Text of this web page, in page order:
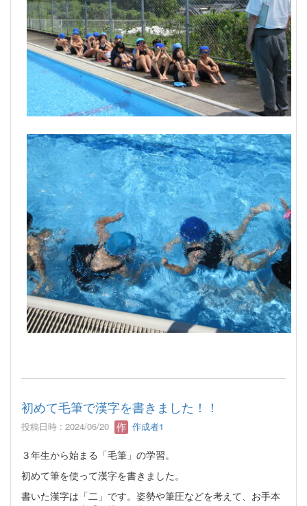
初めて毛筆で漢字を書きました！！
投稿日時 : 2024/06/20 作成者1
３年生から始まる「毛筆」の学習。
初めて筆を使って漢字を書きました。
書いた漢字は「二」です。姿勢や筆圧などを考えて、お手本